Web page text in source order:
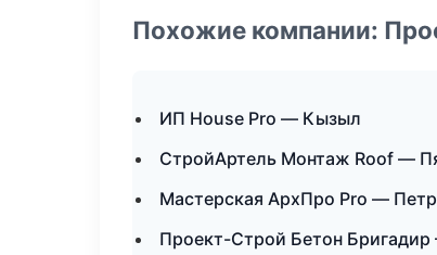
Похожие компании:
ИП House Pro — Кызыл
СтройАртель Монтаж Roof —
Мастерская АрхПро Pro —
Проект-Строй Бетон